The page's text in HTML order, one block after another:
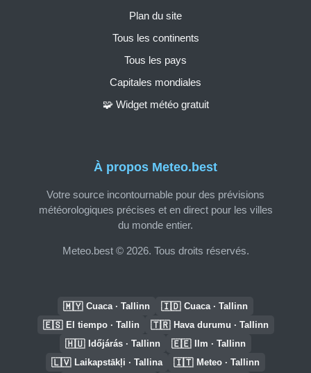
À propos Meteo.best
Votre source incontournable pour des prévisions
météorologiques précises et en direct pour les villes
du monde entier.
Meteo.best © 2026. Tous droits réservés.
Plan du site
Tous les continents
Tous les pays
Capitales mondiales
🧩 Widget météo gratuit
🇲🇾 Cuaca · Tallinn 🇮🇩 Cuaca · Tallinn
🇪🇸 El tiempo · Tallin 🇹🇷 Hava durumu · Tallinn
🇭🇺 Időjárás · Tallinn 🇪🇪 Ilm · Tallinn
🇱🇻 Laikapstākļi · Tallina 🇮🇹 Meteo · Tallinn